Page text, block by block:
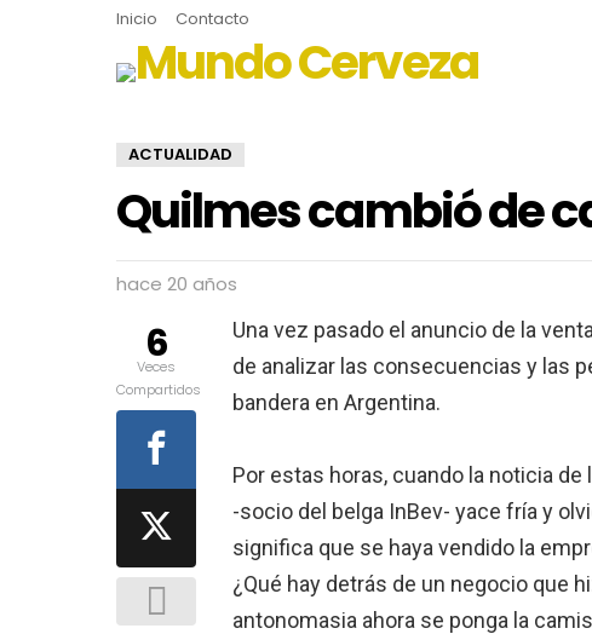
Inicio Contacto
ACTUALIDAD
Quilmes cambió de
hace 20 años
Una vez pasado el anuncio de la
de analizar las consecuencias y las
bandera en Argentina.
Por estas horas, cuando la noticia de
-socio del belga InBev- yace fría y
significa que se haya vendido la
¿Qué hay detrás de un negocio que
antonomasia ahora se ponga la
6
Veces
Compartidos